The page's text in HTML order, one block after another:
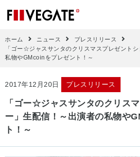
ホーム ニュース
プレスリリース
「ゴー☆ジャスサンタのクリスマスプレゼント
私物やGMcoinをプレゼント！～
2017年12月20日 プレスリリース
「ゴー☆ジャスサンタのクリス
ー」生配信！～出演者の私物や
ト！～